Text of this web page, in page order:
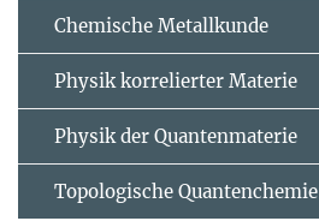
Chemische Metallkunde
Physik korrelierter Materie
Physik der Quantenmaterie
Topologische Quantenchemie